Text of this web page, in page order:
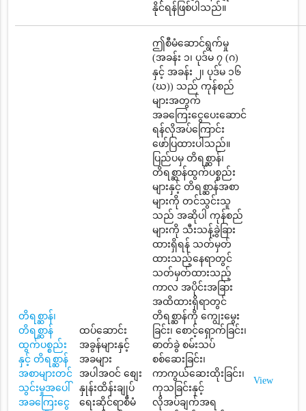
နိုင်ရန်ဖြစ်ပါသည်။
တိရစ္ဆာန်၊
တိရစ္ဆာန်
ထွက်ပစ္စည်း
နှင့် တိရစ္ဆာန်
အစာများတင်
သွင်းမှုအပေါ်
အခကြေးငွေ
ထပ်ဆောင်း
အခွန်များနှင့်
အခများ
အပါအဝင် စျေး
နှုန်းထိန်းချုပ်
ရေးဆိုင်ရာစီမံ
ဤစီမံဆောင်ရွက်မှု
(အခန်း ၁၊ ပုဒ်မ ၇ (ဂ)
နှင့် အခန်း ၂၊ ပုဒ်မ ၁၆
(ဃ)) သည် ကုန်စည်
များအတွက်
အခကြေးငွေပေးဆောင်
ရန်လိုအပ်ကြောင်း
ဖော်ပြထားပါသည်။
ပြည်ပမှ တိရစ္ဆာန်၊
တိရစ္ဆာန်ထွက်ပစ္စည်း
များနှင့် တိရစ္ဆာန်အစာ
များကို တင်သွင်းသူ
သည် အဆိုပါ ကုန်စည်
များကို သီးသန့်ခွဲခြား
ထားရှိရန် သတ်မှတ်
ထားသည့်နေရာတွင်
သတ်မှတ်ထားသည့်
ကာလ အပိုင်းအခြား
အထိထားရှိရာတွင်
တိရစ္ဆာန်ကို ကျွေးမွေး
ခြင်း၊ စောင့်ရှောက်ခြင်း၊
ဓာတ်ခွဲ စမ်းသပ်
စစ်ဆေးခြင်း၊
ကာကွယ်ဆေးထိုးခြင်း၊
ကုသခြင်းနှင့်
လိုအပ်ချက်အရ
View